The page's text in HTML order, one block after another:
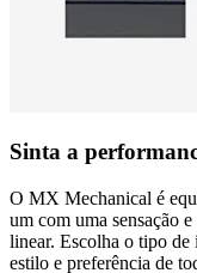
Sinta a
O MX Mechanical é
um com uma sensação
linear. Escolha o tipo de
estilo e preferência de